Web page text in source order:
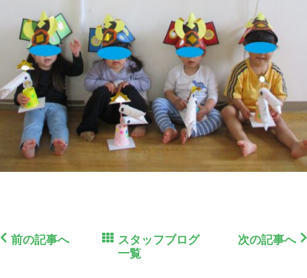
前の記事へ
スタッフブログ
一覧
次の記事へ